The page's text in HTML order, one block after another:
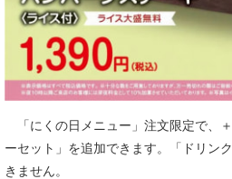
「にくの日メニュー」注文限定で、
ーセット」を追加できます。「ドリン
きません。